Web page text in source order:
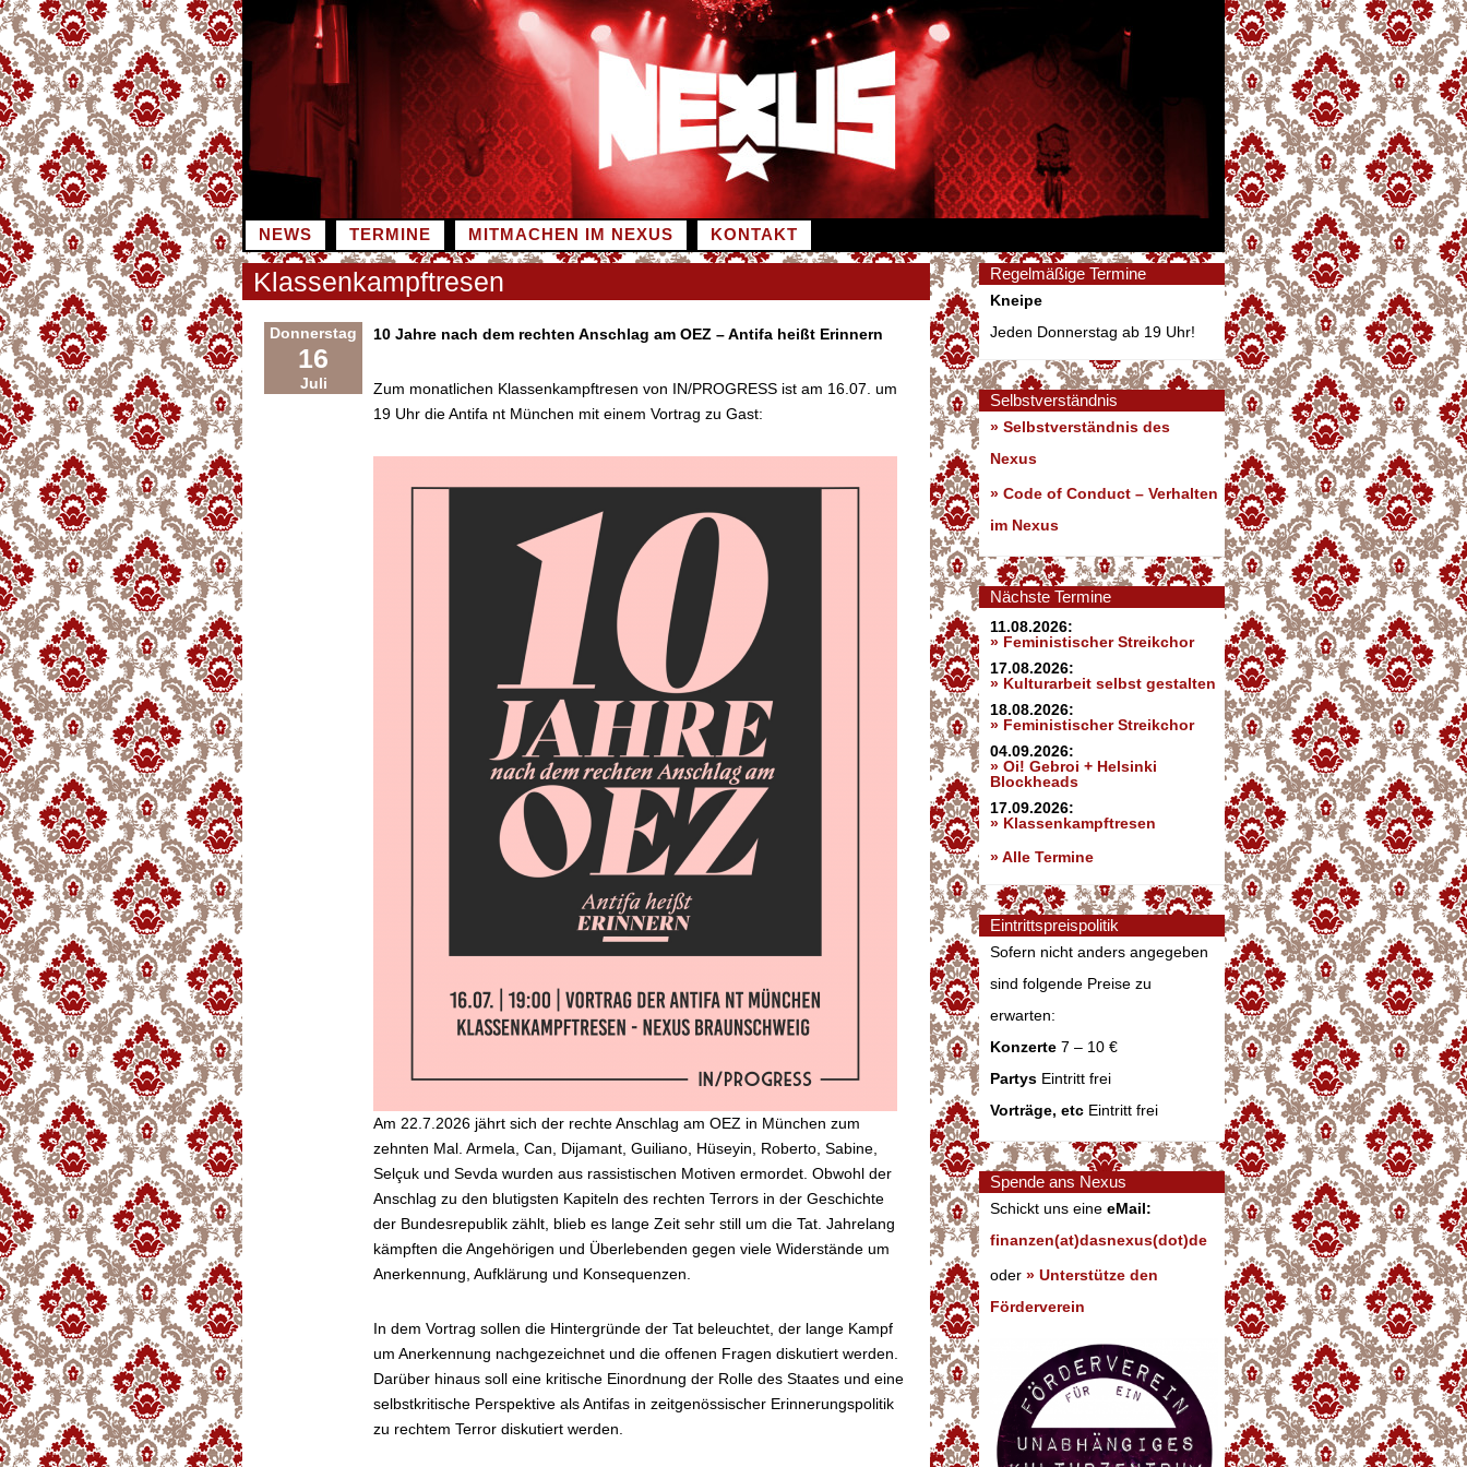
Zum
Inhalt
springen
NEWS TERMINE MITMACHEN IM NEXUS KONTAKT
Klassenkampftresen
Donnerstag
16
Juli
10 Jahre nach dem rechten Anschlag am OEZ – Antifa heißt Erinnern
Zum monatlichen Klassenkampftresen von IN/PROGRESS ist am 16.07. um
19 Uhr die Antifa nt München mit einem Vortrag zu Gast:
Am 22.7.2026 jährt sich der rechte Anschlag am OEZ in München zum
zehnten Mal. Armela, Can, Dijamant, Guiliano, Hüseyin, Roberto, Sabine,
Selçuk und Sevda wurden aus rassistischen Motiven ermordet. Obwohl der
Anschlag zu den blutigsten Kapiteln des rechten Terrors in der Geschichte
der Bundesrepublik zählt, blieb es lange Zeit sehr still um die Tat. Jahrelang
kämpften die Angehörigen und Überlebenden gegen viele Widerstände um
Anerkennung, Aufklärung und Konsequenzen.
In dem Vortrag sollen die Hintergründe der Tat beleuchtet, der lange Kampf
um Anerkennung nachgezeichnet und die offenen Fragen diskutiert werden.
Darüber hinaus soll eine kritische Einordnung der Rolle des Staates und eine
selbstkritische Perspektive als Antifas in zeitgenössischer Erinnerungspolitik
zu rechtem Terror diskutiert werden.
Regelmäßige Termine
Kneipe
Jeden Donnerstag ab 19 Uhr!
Selbstverständnis
» Selbstverständnis des
Nexus
» Code of Conduct – Verhalten
im Nexus
Nächste Termine
11.08.2026:
» Feministischer Streikchor
17.08.2026:
» Kulturarbeit selbst gestalten
18.08.2026:
» Feministischer Streikchor
04.09.2026:
» Oi! Gebroi + Helsinki
Blockheads
17.09.2026:
» Klassenkampftresen
» Alle Termine
Eintrittspreispolitik
Sofern nicht anders angegeben
sind folgende Preise zu
erwarten:
Konzerte 7 – 10 €
Partys Eintritt frei
Vorträge, etc Eintritt frei
Spende ans Nexus
Schickt uns eine eMail:
finanzen(at)dasnexus(dot)de
oder » Unterstütze den
Förderverein